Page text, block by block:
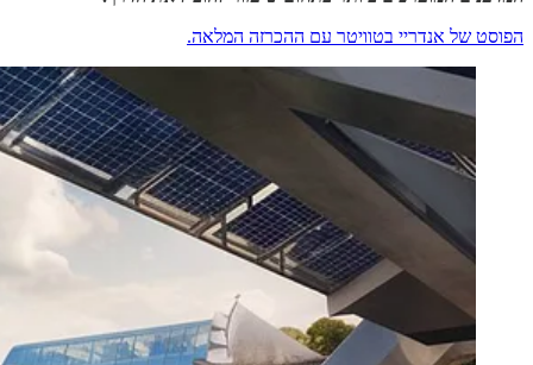
הפוסט של אנדריי בטוויטר עם ההכרזה המלאה.